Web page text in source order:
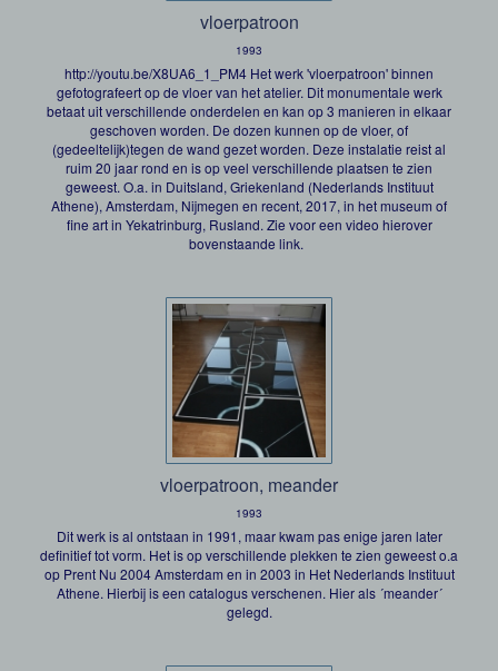
vloerpatroon
1993
http://youtu.be/X8UA6_1_PM4 Het werk 'vloerpatroon' binnen
gefotografeert op de vloer van het atelier. Dit monumentale werk
betaat uit verschillende onderdelen en kan op 3 manieren in elkaar
geschoven worden. De dozen kunnen op de vloer, of
(gedeeltelijk)tegen de wand gezet worden. Deze instalatie reist al
ruim 20 jaar rond en is op veel verschillende plaatsen te zien
geweest. O.a. in Duitsland, Griekenland (Nederlands Instituut
Athene), Amsterdam, Nijmegen en recent, 2017, in het museum of
fine art in Yekatrinburg, Rusland. Zie voor een video hierover
bovenstaande link.
vloerpatroon, meander
1993
Dit werk is al ontstaan in 1991, maar kwam pas enige jaren later
definitief tot vorm. Het is op verschillende plekken te zien geweest o.a
op Prent Nu 2004 Amsterdam en in 2003 in Het Nederlands Instituut
Athene. Hierbij is een catalogus verschenen. Hier als ´meander´
gelegd.